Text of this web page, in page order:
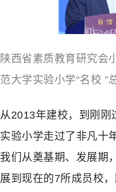
陕西省素质教育研究会
范大学实验小学“名校 ”
从2013年建校，到刚刚
实验小学走过了非凡十
我们从奠基期、发展期
展到现在的7所成员校